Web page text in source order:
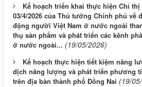
Kế hoạch triển khai thực hiện Chỉ thị
03/4/2026 của Thủ tướng Chính phủ về
động người Việt Nam ở nước ngoài
thụ sản phẩm và phát triển các kênh
ở nước ngoài... (19/05/2026)
Kế hoạch thực hiện tiết kiệm năng
dịch năng lượng và phát triển phương
trên địa bàn thành phố Đồng Nai (19/